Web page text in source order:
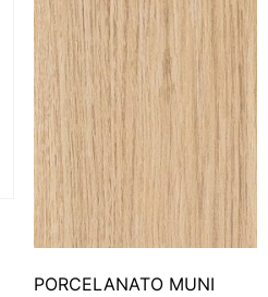
PORCELANATO MUNI